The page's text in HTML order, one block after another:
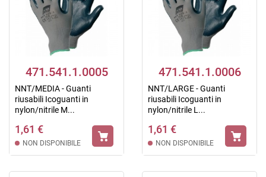
471.541.1.0005
NNT/MEDIA - Guanti
riusabili Icoguanti in
nylon/nitrile M...
1,61 €
NON DISPONIBILE
471.541.1.0006
NNT/LARGE - Guanti
riusabili Icoguanti in
nylon/nitrile L...
1,61 €
NON DISPONIBILE